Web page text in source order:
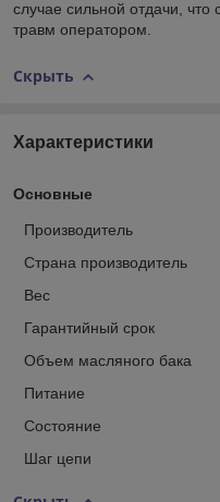
случае сильной отдачи, что
травм оператором.
Скрыть
Характеристики
Основные
Производитель
Страна производитель
Вес
Гарантийный срок
Объем масляного бака
Питание
Состояние
Шаг цепи